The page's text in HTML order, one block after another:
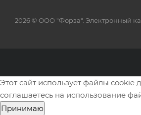
2026 © ООО "Форза". Электронный
Этот сайт использует файлы
соглашаетесь на использование
Принимаю